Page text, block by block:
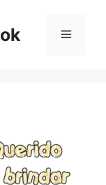
Menu